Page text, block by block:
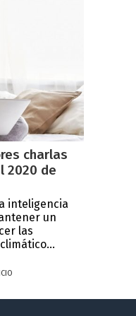
charlas
2020 de
inteligencia
un
las